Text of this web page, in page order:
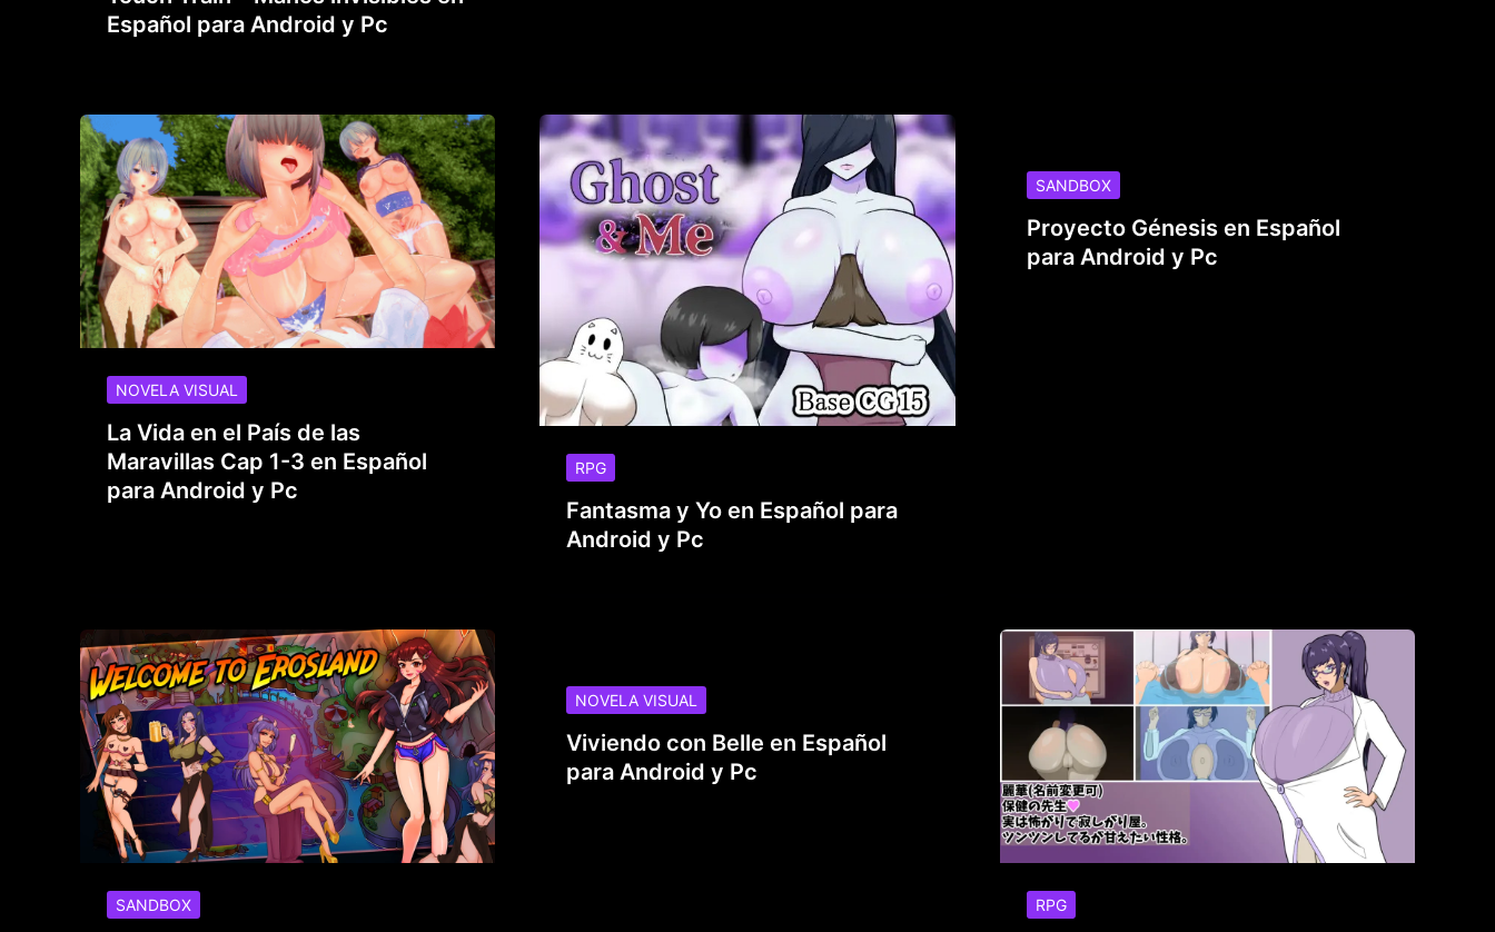
Español para Android y Pc
NOVELA VISUAL
La Vida en el País de las
Maravillas Cap 1-3 en Español
para Android y Pc
RPG
Fantasma y Yo en Español para
Android y Pc
SANDBOX
Proyecto Génesis en Español
para Android y Pc
SANDBOX
NOVELA VISUAL
Viviendo con Belle en Español
para Android y Pc
RPG